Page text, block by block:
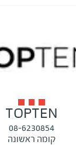
TOPTEN
08-6230854
קומה ראשונה